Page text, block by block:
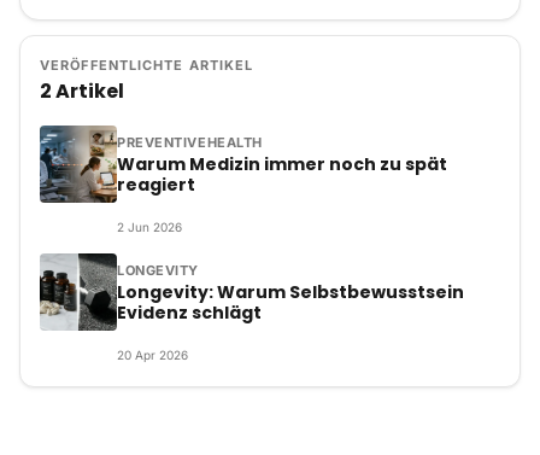
VERÖFFENTLICHTE ARTIKEL
2 Artikel
PREVENTIVEHEALTH
Warum Medizin immer noch zu spät
reagiert
2 Jun 2026
LONGEVITY
Longevity: Warum Selbstbewusstsein
Evidenz schlägt
20 Apr 2026